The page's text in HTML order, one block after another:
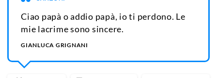
Ciao papà o addio papà, io ti perdono. Le
mie lacrime sono sincere.
GIANLUCA GRIGNANI